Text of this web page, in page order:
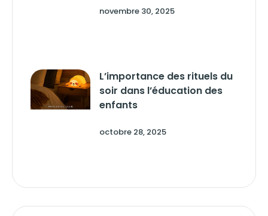
novembre 30, 2025
L’importance des rituels du
soir dans l’éducation des
enfants
octobre 28, 2025